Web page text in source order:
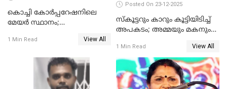
കൊച്ചി കോര്‍പ്പറേഷനിലെ
മേയര്‍ സ്ഥാനം;
രൂക്ഷം
1 Min Read View All
Posted On 23-12-2025
സ്കൂട്ടറും കാറും കൂട്ടിയിടിച്ച്
അപകടം; അമ്മയും മകനും
ഗുരുതരാവസ്ഥയിൽ
1 Min Read View All